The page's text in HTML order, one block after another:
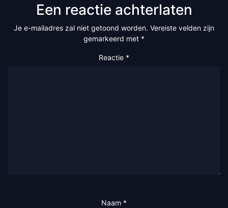
Een reactie achterlaten
Je e-mailadres zal niet getoond worden. Vereiste velden zijn
gemarkeerd met *
Reactie *
Naam *